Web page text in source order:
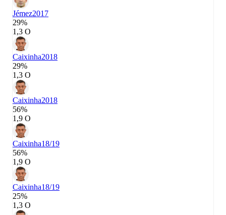
Jémez2017
29%
1,3 О
Caixinha2018
29%
1,3 О
Caixinha2018
56%
1,9 О
Caixinha18/19
56%
1,9 О
Caixinha18/19
25%
1,3 О